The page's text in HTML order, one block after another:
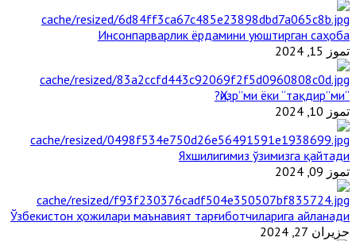
Инсонпарварлик ёрдамини уюштирган саҳоба
تموز 15, 2024
“Ҳизр”ми ёки “тақдир”ми?
تموز 10, 2024
Яхшилигимиз ўзимизга қайтади
تموز 09, 2024
Ўзбекистон ҳожилари маънавият тарғиботчиларига айланади
حزيران 27, 2024